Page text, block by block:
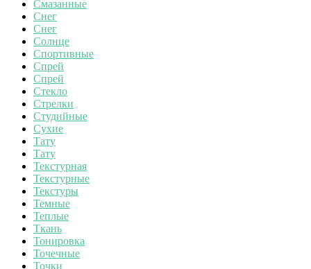
Смазанные
Снег
Снег
Солнце
Спортивные
Спрей
Спрей
Стекло
Стрелки
Студийные
Сухие
Тату
Тату
Текстурная
Текстурные
Текстуры
Темные
Теплые
Ткань
Тонировка
Точечные
Точки